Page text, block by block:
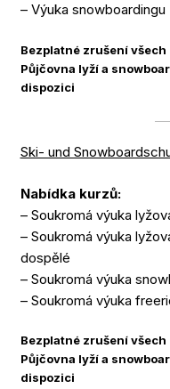
– Výuka snowboardingu
Bezplatné zrušení všech
Půjčovna lyží a
dispozici
Ski- und
Nabídka kurzů:
– Soukromá výuka
– Soukromá výuka
dospělé
– Soukromá výuka
– Soukromá výuka
Bezplatné zrušení všech
Půjčovna lyží a
dispozici